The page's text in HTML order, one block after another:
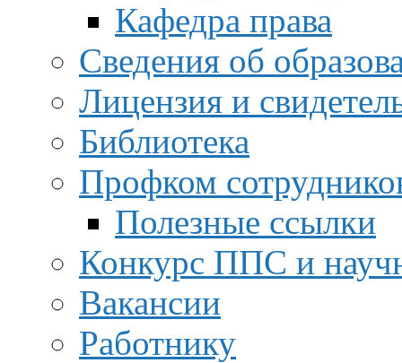
Кафедра права
Сведения об
Лицензия и
Библиотека
Профком
Полезные ссылки
Конкурс ППС и
Вакансии
Работнику